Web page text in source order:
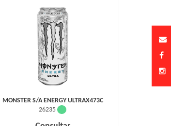
MONSTER S/A ENERGY ULTRAX473C
26235